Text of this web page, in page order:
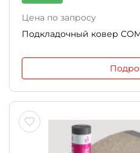
Цена по запросу
Подкладочный ковер